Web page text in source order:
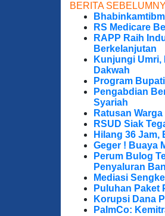
BERITA
RS Medicare
RAPP Raih
Berkelanjutan
Kunjungi Umri,
Dakwah
Program
Pengabdian
Syariah
Ratusan
RSUD Siak
Hilang 36 Jam,
Geger ! Buaya
Perum Bulog
Penyaluran
Mediasi
Puluhan Paket
Korupsi Dana
PalmCo: